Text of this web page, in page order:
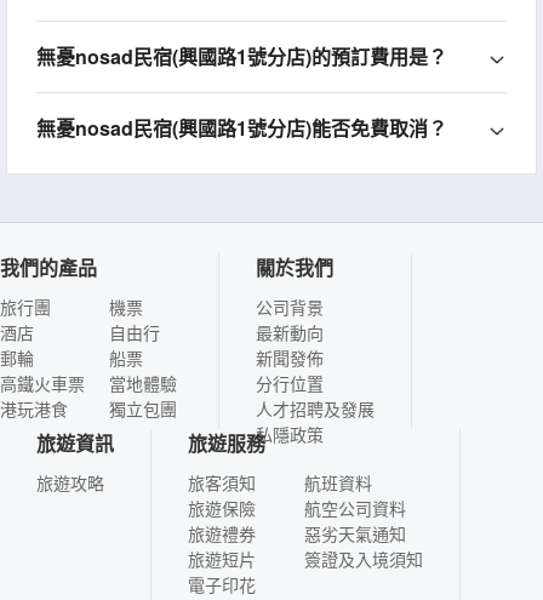
無憂nosad民宿(興國路1號分店)的預訂費用是？
無憂nosad民宿(興國路1號分店)能否免費取消？
我們的產品
旅行團
酒店
郵輪
高鐵火車票
港玩港食
機票
自由行
船票
當地體驗
獨立包團
關於我們
公司背景
最新動向
新聞發佈
分行位置
人才招聘及發展
私隱政策
旅遊資訊
旅遊攻略
旅遊服務
旅客須知
旅遊保險
旅遊禮券
旅遊短片
電子印花
航班資料
航空公司資料
惡劣天氣通知
簽證及入境須知